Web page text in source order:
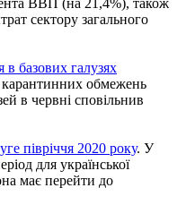
сектору загального
в базових галузях
карантинних обмежень
в червні сповільнив
півріччя 2020 року. У
для української
має перейти до